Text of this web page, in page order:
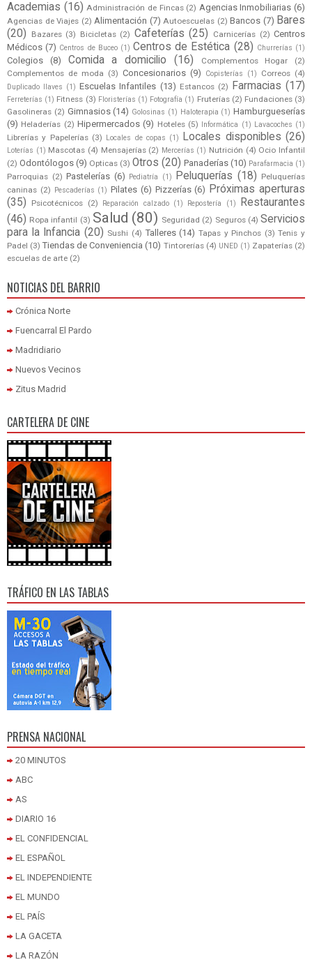
Academias (16) Administración de Fincas (2) Agencias Inmobiliarias (6)
Agencias de Viajes (2) Alimentación (7) Autoescuelas (2) Bancos (7) Bares
(20)
Bazares (3) Bicicletas (2) Cafeterías (25) Carnicerías (2) Centros
Médicos (7) Centros de Buceo (1) Centros de Estética (28) Churrerías (1)
Colegios (8) Comida a domicilio (16) Complementos Hogar
(2)
Complementos de moda (3) Concesionarios (9) Copisterías (1) Correos (4)
Duplicado llaves (1) Escuelas Infantiles (13) Estancos (2) Farmacias (17)
Ferreterías (1) Fitness (3) Floristerías (1) Fotografía (1) Fruterías (2) Fundaciones (3)
Gasolineras (2) Gimnasios (14) Golosinas (1) Haloterapia (1) Hamburgueserías
(9) Heladerías (2) Hipermercados (9) Hoteles (5) Informática (1) Lavacoches (1)
Librerías y Papelerías (3) Locales de copas (1) Locales disponibles (26)
Loterías (1) Mascotas (4) Mensajerías (2) Mercerías (1) Nutrición (4) Ocio Infantil
(2) Odontólogos (9) Opticas (3) Otros (20) Panaderías (10) Parafarmacia (1)
Parroquias (2) Pastelerías (6) Pediatría (1) Peluquerías (18) Peluquerías
caninas (2) Pescaderías (1) Pilates (6) Pizzerías (6) Próximas aperturas
(35)
Psicotécnicos (2) Reparación calzado (1) Repostería (1)
Restaurantes
(46) Ropa infantil (3) Salud (80) Seguridad (2) Seguros (4) Servicios
para la Infancia (20) Sushi (4) Talleres (14) Tapas y Pinchos (3) Tenis y
Padel (3) Tiendas de Conveniencia (10) Tintorerías (4) UNED (1) Zapaterías (2)
escuelas de arte (2)
NOTICIAS DEL BARRIO
Crónica Norte
Fuencarral El Pardo
Madridiario
Nuevos Vecinos
Zitus Madrid
CARTELERA DE CINE
TRÁFICO EN LAS TABLAS
PRENSA NACIONAL
20 MINUTOS
ABC
AS
DIARIO 16
EL CONFIDENCIAL
EL ESPAÑOL
EL INDEPENDIENTE
EL MUNDO
EL PAÍS
LA GACETA
LA RAZÓN